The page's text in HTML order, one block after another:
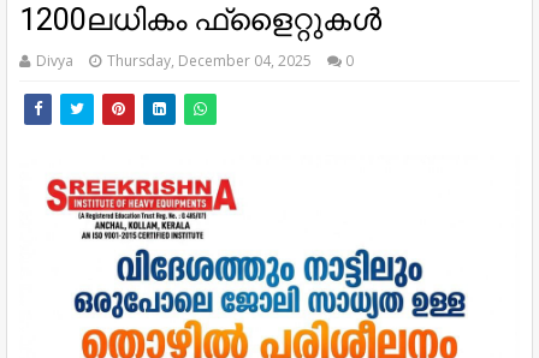
1200ലധികം ഫ്‌ളൈറ്റുകൾ
Divya Thursday, December 04, 2025 0